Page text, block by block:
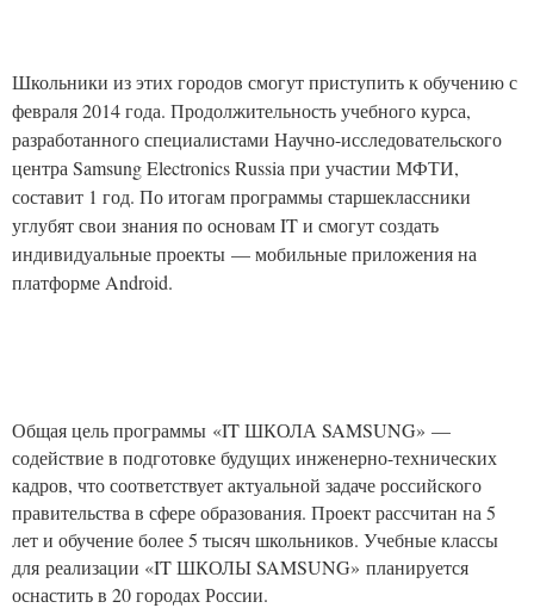
Школьники из этих городов смогут приступить к обучению с
февраля 2014 года. Продолжительность учебного курса,
разработанного специалистами Научно-исследовательского
центра Samsung Electronics Russia при участии МФТИ,
составит 1 год. По итогам программы старшеклассники
углубят свои знания по основам IT и смогут создать
индивидуальные проекты — мобильные приложения на
платформе Android.
Общая цель программы «IT ШКОЛА SAMSUNG» —
содействие в подготовке будущих инженерно-технических
кадров, что соответствует актуальной задаче российского
правительства в сфере образования. Проект рассчитан на 5
лет и обучение более 5 тысяч школьников. Учебные классы
для реализации «IT ШКОЛЫ SAMSUNG» планируется
оснастить в 20 городах России.